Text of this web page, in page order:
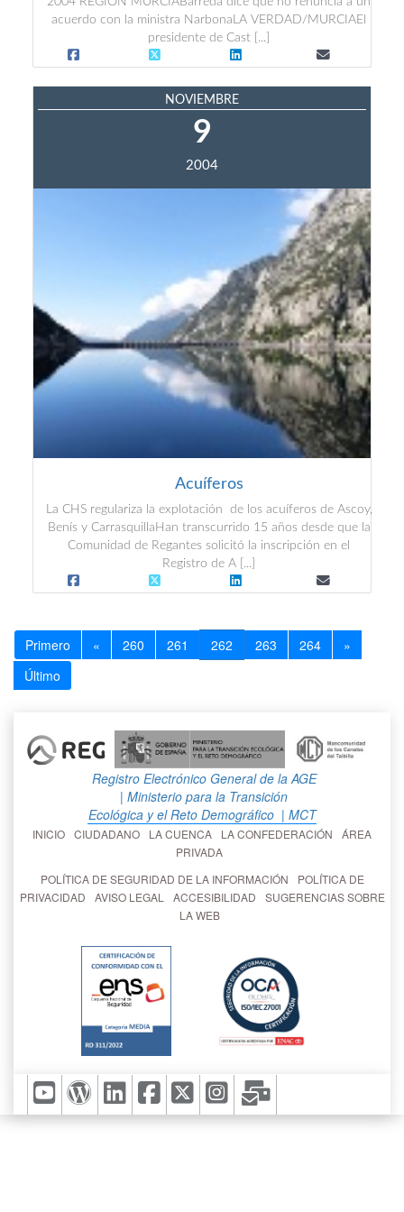
acuerdo con la ministra NarbonaLA VERDAD/MURCIAEl
presidente de Cast [...]
NOVIEMBRE
9
2004
Acuíferos
La CHS regulariza la explotación de los acuíferos de Ascoy,
Benís y CarrasquillaHan transcurrido 15 años desde que la
Comunidad de Regantes solicitó la inscripción en el
Registro de A [...]
Primero « 260 261 262 263 264
»
Último
Registro Electrónico General de la AGE
| Ministerio para la Transición
Ecológica y el Reto Demográfico | MCT
INICIO CIUDADANO LA CUENCA LA CONFEDERACIÓN
ÁREA
PRIVADA
POLÍTICA DE SEGURIDAD DE LA INFORMACIÓN
POLÍTICA DE
PRIVACIDAD
AVISO LEGAL ACCESIBILIDAD
SUGERENCIAS SOBRE
LA WEB